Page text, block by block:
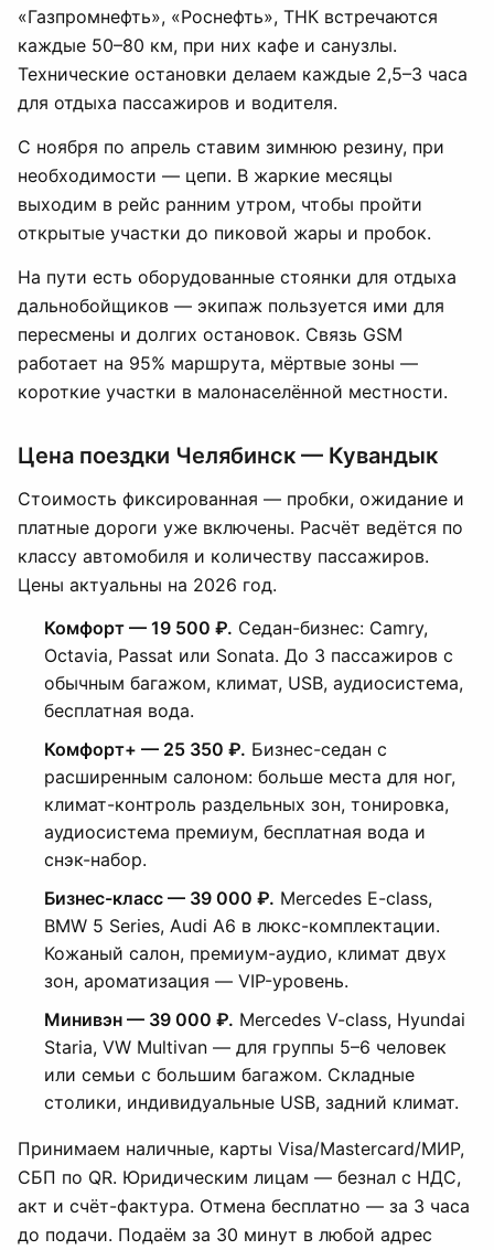
«Газпромнефть», «Роснефть», ТНК встречаются
каждые 50–80 км, при них кафе и санузлы.
Технические остановки делаем каждые 2,5–3 часа
для отдыха пассажиров и водителя.
С ноября по апрель ставим зимнюю резину, при
необходимости — цепи. В жаркие месяцы
выходим в рейс ранним утром, чтобы пройти
открытые участки до пиковой жары и пробок.
На пути есть оборудованные стоянки для отдыха
дальнобойщиков — экипаж пользуется ими для
пересмены и долгих остановок. Связь GSM
работает на 95% маршрута, мёртвые зоны —
короткие участки в малонаселённой местности.
Цена поездки Челябинск — Кувандык
Стоимость фиксированная — пробки, ожидание и
платные дороги уже включены. Расчёт ведётся по
классу автомобиля и количеству пассажиров.
Цены актуальны на 2026 год.
Комфорт — 19 500 ₽. Седан-бизнес: Camry,
Octavia, Passat или Sonata. До 3 пассажиров с
обычным багажом, климат, USB, аудиосистема,
бесплатная вода.
Комфорт+ — 25 350 ₽. Бизнес-седан с
расширенным салоном: больше места для ног,
климат-контроль раздельных зон, тонировка,
аудиосистема премиум, бесплатная вода и
снэк-набор.
Бизнес-класс — 39 000 ₽. Mercedes E-class,
BMW 5 Series, Audi A6 в люкс-комплектации.
Кожаный салон, премиум-аудио, климат двух
зон, ароматизация — VIP-уровень.
Минивэн — 39 000 ₽. Mercedes V-class, Hyundai
Staria, VW Multivan — для группы 5–6 человек
или семьи с большим багажом. Складные
столики, индивидуальные USB, задний климат.
Принимаем наличные, карты Visa/Mastercard/МИР,
СБП по QR. Юридическим лицам — безнал с НДС,
акт и счёт-фактура. Отмена бесплатно — за 3 часа
до подачи. Подаём за 30 минут в любой адрес